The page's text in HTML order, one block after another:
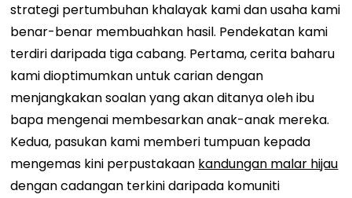
strategi pertumbuhan khalayak kami dan usaha kami
benar-benar membuahkan hasil. Pendekatan kami
terdiri daripada tiga cabang. Pertama, cerita baharu
kami dioptimumkan untuk carian dengan
menjangkakan soalan yang akan ditanya oleh ibu
bapa mengenai membesarkan anak-anak mereka.
Kedua, pasukan kami memberi tumpuan kepada
mengemas kini perpustakaan kandungan malar hijau
dengan cadangan terkini daripada komuniti